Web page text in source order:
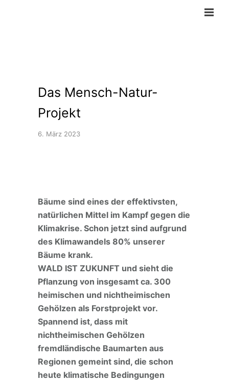
Das Mensch-Natur-
Projekt
6. März 2023
Bäume sind eines der effektivsten,
natürlichen Mittel im Kampf gegen die
Klimakrise. Schon jetzt sind aufgrund
des Klimawandels 80% unserer
Bäume krank.
WALD IST ZUKUNFT und sieht die
Pflanzung von insgesamt ca. 300
heimischen und nichtheimischen
Gehölzen als Forstprojekt vor.
Spannend ist, dass mit
nichtheimischen Gehölzen
fremdländische Baumarten aus
Regionen gemeint sind, die schon
heute klimatische Bedingungen